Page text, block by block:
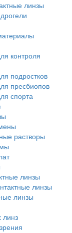
линзы
контроля
подростков
пресбиопов
спорта
растворы
линзы
линзы
линзы
линз